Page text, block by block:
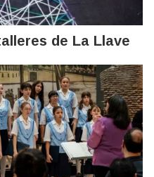
de La Llave